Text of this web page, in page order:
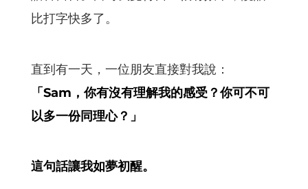
比打字快多了。
直到有一天，一位朋友直接對我說：
「Sam，你有沒有理解我的感受？你可不可
以多一份同理心？」
這句話讓我如夢初醒。